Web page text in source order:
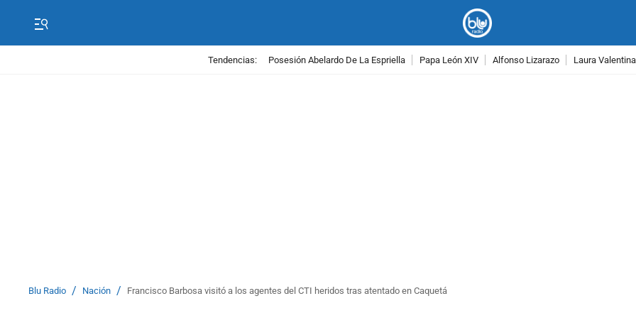
Tendencias: Posesión Abelardo De La Espriella Papa León XIV Alfonso Lizarazo Laura
Blu Radio / Nación / Francisco Barbosa visitó a los agentes del CTI heridos tras atentado en Caquetá